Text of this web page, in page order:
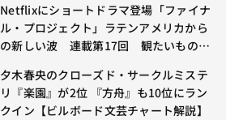
Netflixにショートドラマ登場「ファイナ
ル・プロジェクト」ラテンアメリカから
の新しい波 連載第17回 観たいものが
夕木春央のクローズド・サークルミステ
リ『楽園』が2位 『方舟』も10位にラン
クイン【ビルボード文芸チャート解説】